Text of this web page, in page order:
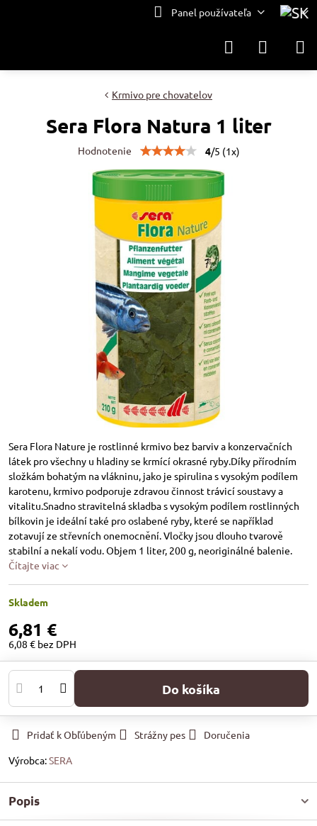
Panel používateľa
Krmivo pre chovatelov
Sera Flora Natura 1 liter
Hodnotenie 4/5 (1x)
Sera Flora Nature je rostlinné krmivo bez barviv a konzervačních
látek pro všechny u hladiny se krmící okrasné ryby.Díky přírodním
složkám bohatým na vlákninu, jako je spirulina s vysokým podílem
karotenu, krmivo podporuje zdravou činnost trávicí soustavy a
vitalitu.Snadno stravitelná skladba s vysokým podílem rostlinných
bílkovin je ideální také pro oslabené ryby, které se například
zotavují ze střevních onemocnění. Vločky jsou dlouho tvarově
stabilní a nekalí vodu. Objem 1 liter, 200 g, neoriginálné balenie.
Čítajte viac
Skladem
6,81 €
6,08 € bez DPH
Do košíka
Pridať k Obľúbeným Strážny pes
Doručenia
Výrobca:SERA
Popis